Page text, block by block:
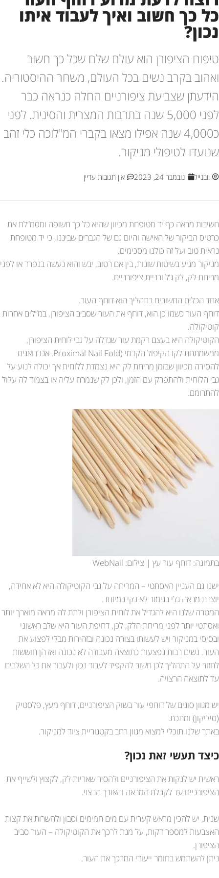
כל כך חשוב ואיך לעבוד איתו
נכון?
טיפוח הציפורן הוא עולם שלם שכל כך חשוב
ואהוב בקרב נשים בכל העולם, משחר ההיסטוריה.
הידעתן שצביעת ציפורניים החלה כנראה כבר
לפני 5,000 שנה בתרבות המצרית והסינית. לפני
כ4,000 שנה אפילו מצאו בקברי המ"לוכה כלי זהב
שנועדו לטיפולי מניקור.
וובנייל נובמבר 24, 2023 אין תגובות עדיין
חשיבות מראה כף יד מטופחת מכיוון שהיא כל כך חשופה ומסמ”לת את
כרטיס הביקור של האישה והיום גם של הגברים שביננו, כי יד מטופחת
נראית טוב ועל זה כולנו מסכימים.
מניקור מגיע בשיטות שונות, בין אם רטוב, יבש והוא נעשה בנפרד או לפני
מריחת לק, לק ג’ל ובניית ציפורניים.
אחד הכלים החשובים בתהליך הוא דוחף העור.
דוחף העור כשמו כן הוא, דוחף את העור שסביב הציפורן, במ”לים אחרות
קוטיקולה.
הקוטיקולה היא בעצם רקמת עור שגדלה על גבי לוחית הציפורן,
ממשמתחת לקו הקיפול הקדמי (Proximal Nail Fold. אנו דואגים
להסירה מכיוון שבזמן מריחת לק היא נצמדת ללוחית אך יכולה לנוע על
גבי הלוחית ולהתפרק עם הזמן, ולכן לק שנמרח עליה או בצמוד לה עלול
להתרומם.
בתמונה: דוחף עור עץ | צילום: WebNail
ישנו גם העניין האסתטי – המריחה על גבי הקוטיקולה היא לא אחידה,
יוצרת מראה גלי בגימור לא נקי במיוחד.
המטרה שלנו היא להגדיל את לוחית הציפורן ולתת לה מראה מוארך יותר
ואסתטי יותר לפני מריחת הלק, לכן, דחיפת העור היא שלב ראשוני
ובסיסי במניקור ויש לעשותו בצורה נכונה ובזהירות מבלי לפצוע את
העור. נשים רבות נפצעות כתוצאה מעבודה לא נכונה ואז הן חוששות
לחזור על התהליך לכן חשוב להקפיד לעבוד נכון ולעבור את כל השלבים
עד לתוצאה הרצויה.
יש מגוון סוגים של דוחפי עור בשוק הציפורניים, דוחף מעץ, פלסטיק
(סיליקון) ומתכת.
באתר שלנו תוכלי למצוא מגוון רחב בקטגוריית ציוד למניקור.
כיצד תעשי זאת נכון?
ראשית יש לנקות את הציפורניים ולהסיר שאריות לק, לקצוץ ולשייף את
הציפורניים עד לקבלת המראה והאורך הרצוי.
שנית, יש להכין מראש קערית עם מים חמימים וסבון ולהשרות את קצות
האצבעות למספר דקות, על מנת לרכך את הקוטיקולה – העור סביב
הציפורן.
ניתן להשתמש בחומר ייעודי המרכך את העור.